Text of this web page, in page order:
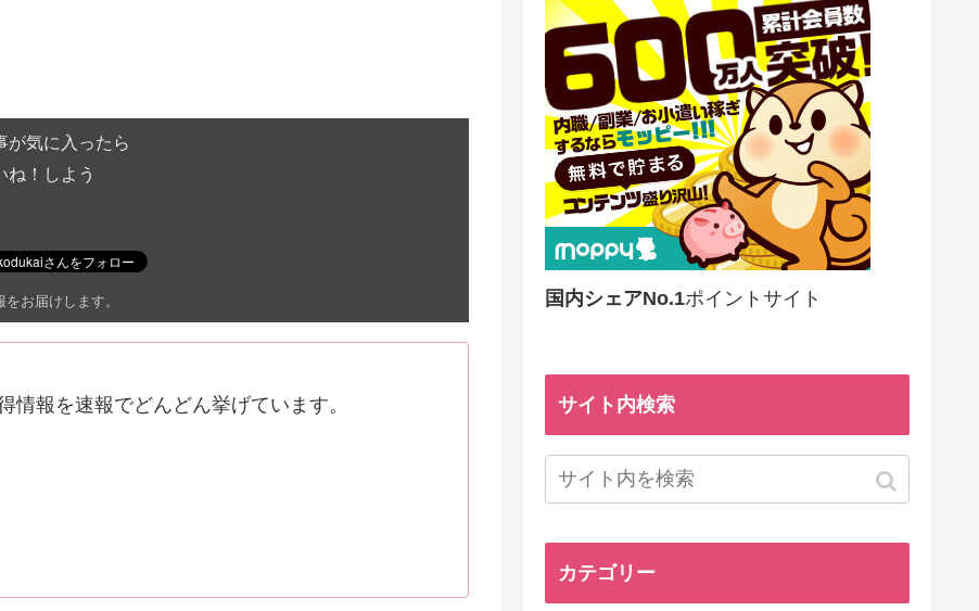
が気に入ったら
ね！しよう
をお届けします。
情報を速報でどんどん挙げています。
国内シェアNo.1ポイントサイト
サイト内検索
カテゴリー